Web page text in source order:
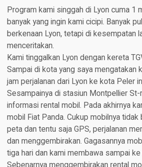
Program kami singgah di Lyon cuma 1
banyak yang ingin kami cicipi. Banyak
berkenaan Lyon, tetapi di kesempatan
menceritakan.
Kami tinggalkan Lyon dengan kereta
Sampai di kota yang saya mengatakan
jam perjalanan dari Lyon ke kota Peler
Sesampainya di stasiun Montpellier St-
informasi rental mobil. Pada akhirnya
mobil Fiat Panda. Cukup mobilnya tidak
peta dan tentu saja GPS, perjalanan
dan menggembirakan. Gagasannya
tiga hari dan kami membawa sampai ke
Sebenarnya menggembirakan rental